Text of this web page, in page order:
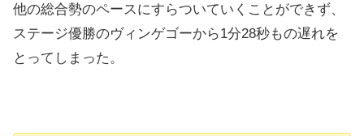
他の総合勢のペースにすらついていくことができず、
ステージ優勝のヴィンゲゴーから1分28秒もの遅れを
とってしまった。